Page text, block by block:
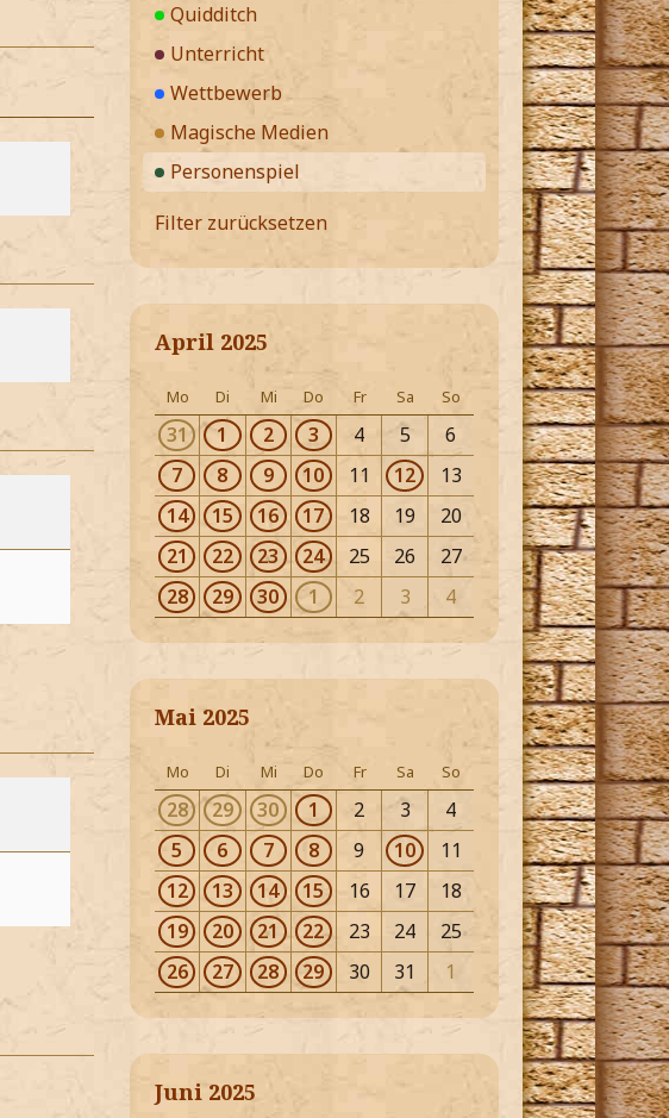
Quidditch
Unterricht
Wettbewerb
Magische Medien
Personenspiel
Filter zurücksetzen
April 2025
Mo Di Mi Do Fr Sa So
31 1 2 3 4 5
6
7
8 9 10 11 12
13
14
15 16 17 18 19
20
21
22 23 24 25 26
27
28
29 30 1 2 3 4
Mai 2025
Mo Di Mi Do Fr Sa So
28 29 30 1 2 3
4
5
6 7 8 9 10
11
12
13 14 15 16 17
18
19
20 21 22 23 24
25
26
27 28 29 30 31 1
Juni 2025